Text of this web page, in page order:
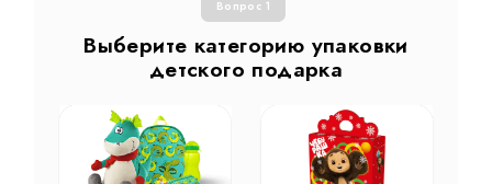
Вопрос 1
Выберите категорию упаковки
детского подарка